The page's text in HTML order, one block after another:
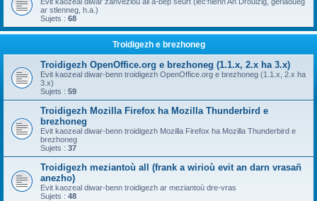
ar stlenneg, h.a.)
Sujets : 68
Troidigezh e brezhoneg
Troidigezh OpenOffice.org e brezhoneg (1.1.x, 2.x ha 3.x)
Evit kaozeal diwar-benn troidigezh OpenOffice.org e brezhoneg (1.1.x, 2.x ha
3.x)
Sujets : 59
Troidigezh Mozilla Firefox ha Mozilla Thunderbird e
brezhoneg
Evit kaozeal diwar-benn troidigezh Mozilla Firefox ha Mozilla Thunderbird e
brezhoneg
Sujets : 37
Troidigezh meziantoù all (frank a wirioù evit an darn vrasañ
anezho)
Evit kaozeal diwar-benn troidigezh ar meziantoù dre-vras
Sujets : 48